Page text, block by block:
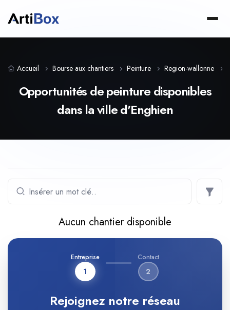
Accueil Bourse aux chantiers Peinture Region-wallonne
Opportunités de peinture disponibles
dans la ville d'Enghien
Aucun chantier disponible
Entreprise
1
Contact
2
Rejoignez notre réseau